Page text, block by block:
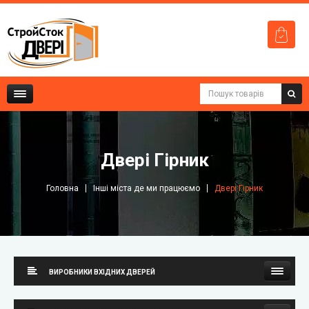
Двері Гірник
Головна Інші міста де ми працюємо Двері Гірник
ВИРОБНИКИ ВХІДНИХ ДВЕРЕЙ
Стильні двері